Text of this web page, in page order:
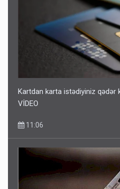
Kartdan karta istədiyiniz qədər
VİDEO
11:06